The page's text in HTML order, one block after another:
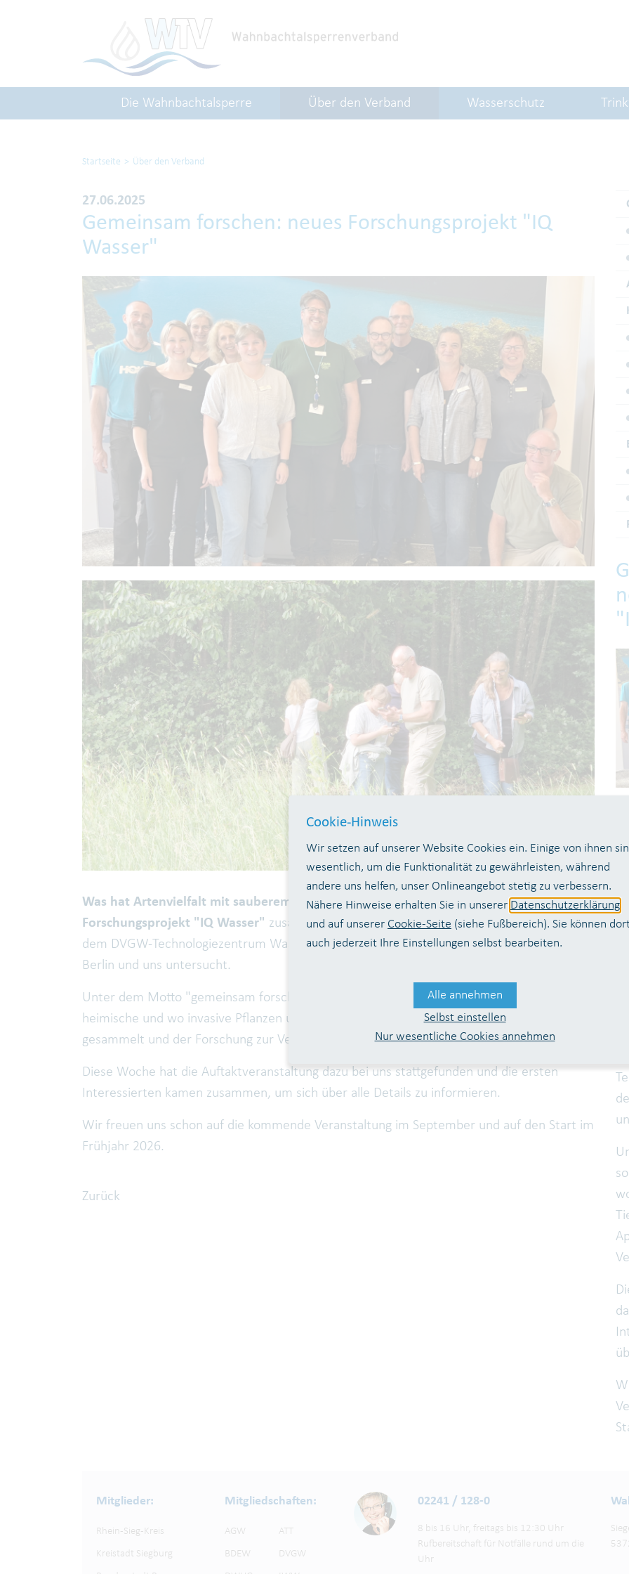
Die Wahnbachtalsperre Über den Verband Wasserschutz
Startseite Über den Verband
27.06.2025
Gemeinsam forschen: neues Forschungsprojekt "IQ
Wasser"
Was hat Artenvielfalt mit sauberem Wasser zu tun?Genau das wird im
Forschungsprojekt "IQ Wasser" zusammen mit mehreren Forschungseinrichtungen, wie
dem DVGW-Technologiezentrum Wasser Karlsruhe und dem Museum für Naturkunde
Berlin und uns untersucht.
Unter dem Motto "gemeinsam forschen" soll mit Bürgerbeteiligung erfasst werden, wo
heimische und wo invasive Pflanzen und Tiere leben. Die Daten werden über eine App
gesammelt und der Forschung zur Verfügung gestellt.
Diese Woche hat die Auftaktveranstaltung dazu bei uns stattgefunden und die ersten
Interessierten kamen zusammen, um sich über alle Details zu informieren.
Wir freuen uns schon auf die kommende Veranstaltung im September und auf den Start im
Frühjahr 2026.
Zurück
Mitglieder:
Rhein-Sieg-Kreis
Kreistadt Siegburg
Mitgliedschaften:
AGW ATT
BDEW DVGW
02241 / 128-0
8 bis 16 Uhr, freitags bis 12:30 Uhr
Rufbereitschaft für Notfälle rund um die
Uhr
Cookie-Hinweis
Wir setzen auf unserer Website Cookies ein. Einige von ihnen
wesentlich, um die Funktionalität zu gewährleisten, während
andere uns helfen, unser Onlineangebot stetig zu verbessern.
Nähere Hinweise erhalten Sie in unserer Datenschutzerklärung
und auf unserer Cookie-Seite (siehe Fußbereich). Sie können
auch jederzeit Ihre Einstellungen selbst bearbeiten.
Alle annehmen
Selbst einstellen
Nur wesentliche Cookies annehmen